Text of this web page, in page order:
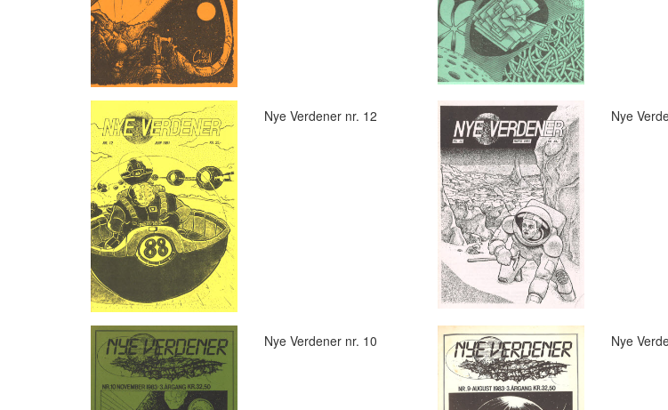
Nye Verdener nr. 12 Nye
Nye Verdener nr. 10 Nye